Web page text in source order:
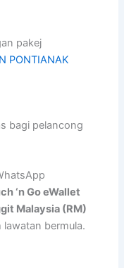
pakej
PONTIANAK
bagi pelancong
‘n Go eWallet
Malaysia (RM)
bermula.